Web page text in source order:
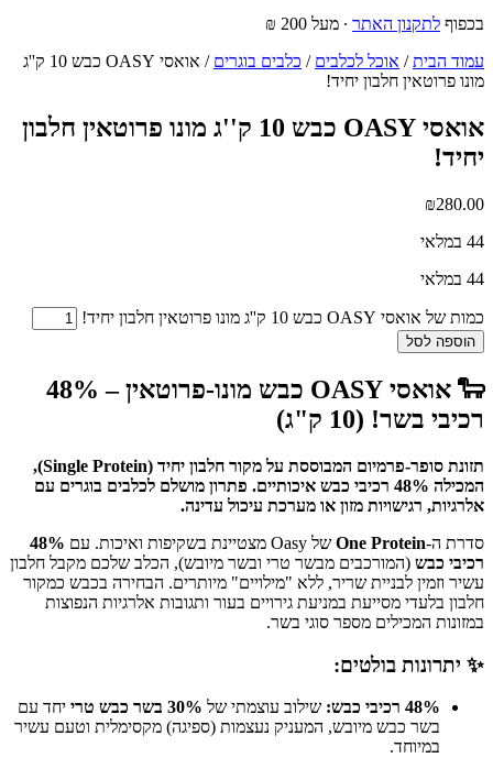
בכפוף לתקנון האתר ∙ מעל 200 ₪
עמוד הבית/ אוכל לכלבים / כלבים בוגרים
/ אואסי OASY כבש 10 ק''ג
מונו פרוטאין חלבון יחיד!
אואסי OASY כבש 10 ק''ג מונו פרוטאין חלבון
יחיד!
₪280.00
44 במלאי
44 במלאי
כמות של אואסי OASY כבש 10 ק''ג מונו פרוטאין חלבון יחיד!
הוספה לסל
🐑 אואסי OASY כבש מונו-פרוטאין – 48%
רכיבי בשר! (10 ק"ג)
תזונת סופר-פרמיום המבוססת על מקור חלבון יחיד (Single Protein),
המכילה 48% רכיבי כבש איכותיים. פתרון מושלם לכלבים בוגרים עם
אלרגיות, רגישויות מזון או מערכת עיכול עדינה.
סדרת ה-One Protein של Oasy מצטיינת בשקיפות ואיכות. עם
48%
רכיבי כבש (המורכבים מבשר טרי ובשר מיובש), הכלב שלכם מקבל חלבון
עשיר וזמין לבניית שריר, ללא "מילויים" מיותרים. הבחירה בכבש כמקור
חלבון בלעדי מסייעת במניעת גירויים בעור ותגובות אלרגיות הנפוצות
במזונות המכילים מספר סוגי בשר.
✨ יתרונות בולטים:
48% רכיבי כבש: שילוב עוצמתי של 30% בשר כבש טרי
יחד עם
בשר כבש מיובש, המעניק נעצמות (ספיגה) מקסימלית וטעם עשיר
במיוחד.